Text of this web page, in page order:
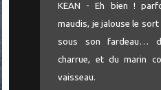
KEAN - Eh bien !
maudis, je jalouse le
sous son fardeau…
charrue, et du marin
vaisseau.